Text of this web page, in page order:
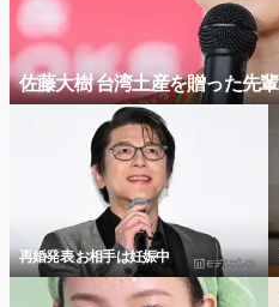
佐藤大樹 台湾土産を贈った先
再婚発表 お相手は妊娠中